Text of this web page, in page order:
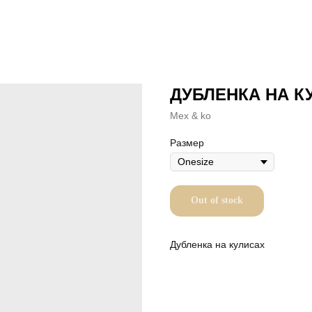
ДУБЛЕНКА НА
Mex & ko
Размер
Out of stock
Дубленка на кулисах